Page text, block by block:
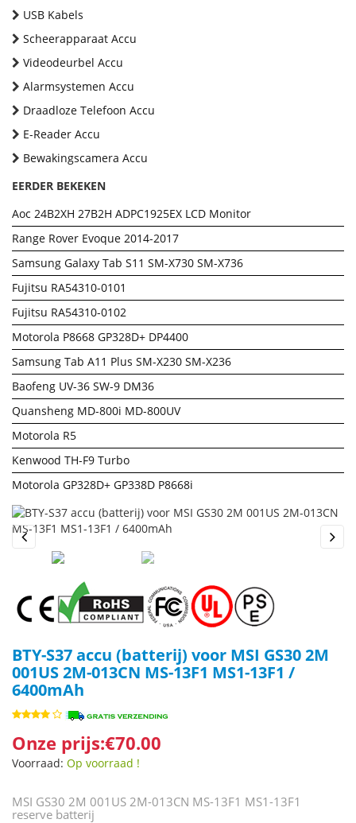
USB Kabels
Scheerapparaat Accu
Videodeurbel Accu
Alarmsystemen Accu
Draadloze Telefoon Accu
E-Reader Accu
Bewakingscamera Accu
EERDER BEKEKEN
Aoc 24B2XH 27B2H ADPC1925EX LCD Monitor
Range Rover Evoque 2014-2017
Samsung Galaxy Tab S11 SM-X730 SM-X736
Fujitsu RA54310-0101
Fujitsu RA54310-0102
Motorola P8668 GP328D+ DP4400
Samsung Tab A11 Plus SM-X230 SM-X236
Baofeng UV-36 SW-9 DM36
Quansheng MD-800i MD-800UV
Motorola R5
Kenwood TH-F9 Turbo
Motorola GP328D+ GP338D P8668i
Previous
BTY-S37 accu (batterij) voor MSI GS30 2M
001US 2M-013CN MS-13F1 MS1-13F1 /
6400mAh
Onze prijs:€70.00
Voorraad: Op voorraad !
MSI GS30 2M 001US 2M-013CN MS-13F1 MS1-13F1
reserve batterij